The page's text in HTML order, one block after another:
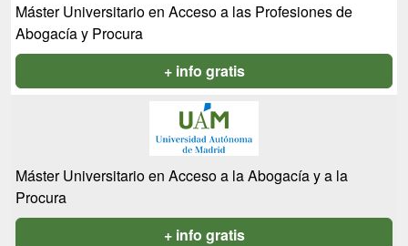
Máster Universitario en Acceso a las Profesiones de
Abogacía y Procura
+ info gratis
Máster Universitario en Acceso a la Abogacía y a la
Procura
+ info gratis